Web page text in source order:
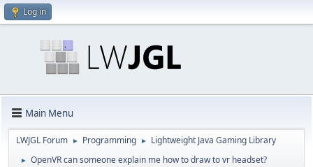
Log in
Main Menu
LWJGL Forum ► Programming ► Lightweight Java Gaming Library
► OpenVR can someone explain me how to draw to vr headset?